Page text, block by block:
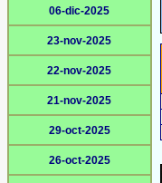
06-dic-2025
23-nov-2025
22-nov-2025
21-nov-2025
29-oct-2025
26-oct-2025